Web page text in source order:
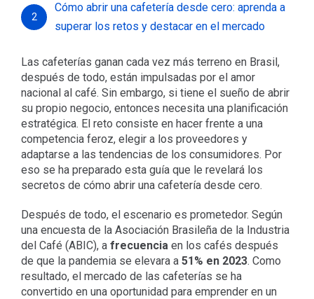
Las cafeterías ganan cada vez más terreno en Brasil,
después de todo, están impulsadas por el amor
nacional al café. Sin embargo, si tiene el sueño de abrir
su propio negocio, entonces necesita una planificación
estratégica. El reto consiste en hacer frente a una
competencia feroz, elegir a los proveedores y
adaptarse a las tendencias de los consumidores. Por
eso se ha preparado esta guía que le revelará los
secretos de cómo abrir una cafetería desde cero.
Después de todo, el escenario es prometedor. Según
una encuesta de la Asociación Brasileña de la Industria
del Café (ABIC), a frecuencia en los cafés después
de que la pandemia se elevara a 51% en 2023. Como
resultado, el mercado de las cafeterías se ha
convertido en una oportunidad para emprender en un
2
Cómo abrir una cafetería desde cero: aprenda a
superar los retos y destacar en el mercado